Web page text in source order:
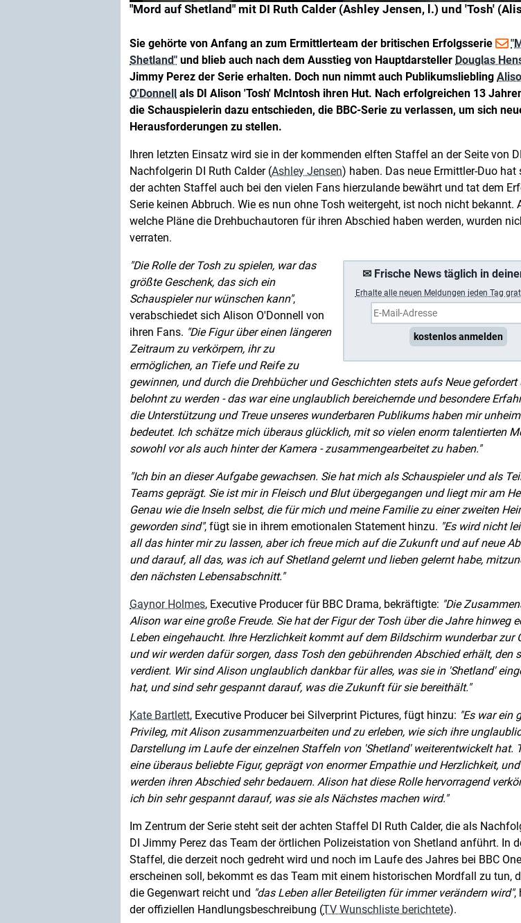
"Mord auf Shetland" mit DI Ruth Calder (Ashley Jensen, l.) und 'Tosh'
Sie gehörte von Anfang an zum Ermittlerteam der britischen Erfolgsserie
Shetland" und blieb auch nach dem Ausstieg von Hauptdarsteller Douglas
Jimmy Perez der Serie erhalten. Doch nun nimmt auch Publikumsliebling
O'Donnell als DI Alison 'Tosh' McIntosh ihren Hut. Nach erfolgreichen 13
die Schauspielerin dazu entschieden, die BBC-Serie zu verlassen, um sich
Herausforderungen zu stellen.
Ihren letzten Einsatz wird sie in der kommenden elften Staffel an der Seite von
Nachfolgerin DI Ruth Calder (Ashley Jensen) haben. Das neue Ermittler-Duo hat
der achten Staffel auch bei den vielen Fans hierzulande bewährt und tat dem
Serie keinen Abbruch. Wie es nun ohne Tosh weitergeht, ist noch nicht bekannt.
welche Pläne die Drehbuchautoren für ihren Abschied haben werden, wurden
verraten.
✉ Frische News täglich in
Erhalte a lle neuen Meldungen jeden Tag
kostenlos anmelden
Die Rolle der Tosh zu spielen, war das
größte Geschenk, das sich ein
Schauspieler nur wünschen kann ,
verabschiedet sich Alison O'Donnell von
ihren Fans. Die Figur über einen längeren
Zeitraum zu verkörpern, ihr zu
ermöglichen, an Tiefe und Reife zu
gewinnen, und durch die Drehbücher und Geschichten stets aufs Neue gefordert
belohnt zu werden - das war eine unglaublich bereichernde und besondere
die Unterstützung und Treue unseres wunderbaren Publikums haben mir
bedeutet. Ich schätze mich überaus glücklich, mit so vielen enorm talentierten
sowohl vor als auch hinter der Kamera - zusammengearbeitet zu haben.
Ich bin an dieser Aufgabe gewachsen. Sie hat mich als Schauspieler und als
Teams geprägt. Sie ist mir in Fleisch und Blut übergegangen und liegt mir am
Genau wie die Inseln selbst, die für mich und meine Familie zu einer zweiten
geworden sind , fügt sie in ihrem emotionalen Statement hinzu. Es wird nicht
all das hinter mir zu lassen, aber ich freue mich auf die Zukunft und auf neue
und darauf, all das, was ich auf Shetland gelernt und lieben gelernt habe,
den nächsten Lebensabschnitt.
Gaynor Holmes, Executive Producer für BBC Drama, bekräftigte: Die
Alison war eine große Freude. Sie hat der Figur der Tosh über die Jahre hinweg
Leben eingehaucht. Ihre Herzlichkeit kommt auf dem Bildschirm wunderbar zur
und wir werden dafür sorgen, dass Tosh den gebührenden Abschied erhält, den
verdient. Wir sind Alison unglaublich dankbar für alles, was sie in 'Shetland'
hat, und sind sehr gespannt darauf, was die Zukunft für sie bereithält.
Kate Bartlett, Executive Producer bei Silverprint Pictures, fügt hinzu: Es war ein
Privileg, mit Alison zusammenzuarbeiten und zu erleben, wie sich ihre
Darstellung im Laufe der einzelnen Staffeln von 'Shetland' weiterentwickelt hat.
eine überaus beliebte Figur, geprägt von enormer Empathie und Herzlichkeit,
werden ihren Abschied sehr bedauern. Alison hat diese Rolle hervorragend
ich bin sehr gespannt darauf, was sie als Nächstes machen wird.
Im Zentrum der Serie steht seit der achten Staffel DI Ruth Calder, die als
DI Jimmy Perez das Team der örtlichen Polizeistation von Shetland anführt. In
Staffel, die derzeit noch gedreht wird und noch im Laufe des Jahres bei BBC One
erscheinen soll, bekommt es das Team mit einem historischen Mordfall zu tun,
die Gegenwart reicht und das Leben aller Beteiligten für immer verändern wird ,
der offiziellen Handlungsbeschreibung (TV Wunschliste berichtete).